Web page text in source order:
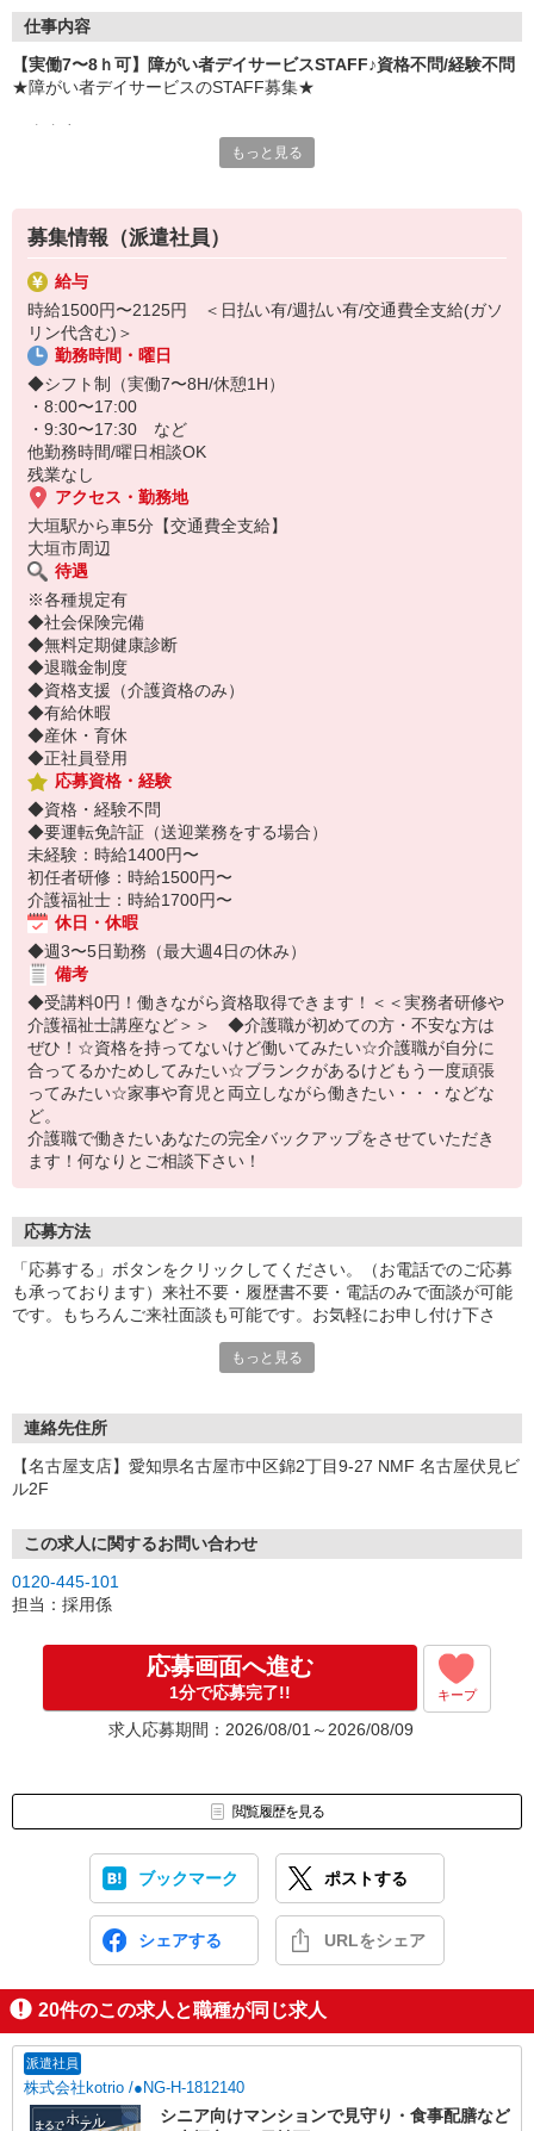
仕事内容
【実働7〜8ｈ可】障がい者デイサービスSTAFF♪資格不問/経験不問
★障がい者デイサービスのSTAFF募集★
・軽作業の見守り、準備後片付けの手伝い
・送迎（できる方のみ） など
POINT
・資格不問/経験不問
・柔軟シフト（実働7〜8ｈ可）
・副業/Wワーク相談OK（規定有）
・短期2ヶ月〜OK
・20〜60代の幅広い世代が活躍中
もっと見る
募集情報（派遣社員）
給与
時給1500円〜2125円 ＜日払い有/週払い有/交通費全支給(ガソ
リン代含む)＞
勤務時間・曜日
◆シフト制（実働7〜8H/休憩1H）
・8:00〜17:00
・9:30〜17:30 など
他勤務時間/曜日相談OK
残業なし
アクセス・勤務地
大垣駅から車5分【交通費全支給】
大垣市周辺
待遇
※各種規定有
◆社会保険完備
◆無料定期健康診断
◆退職金制度
◆資格支援（介護資格のみ）
◆有給休暇
◆産休・育休
◆正社員登用
応募資格・経験
◆資格・経験不問
◆要運転免許証（送迎業務をする場合）
未経験：時給1400円〜
初任者研修：時給1500円〜
介護福祉士：時給1700円〜
休日・休暇
◆週3〜5日勤務（最大週4日の休み）
備考
◆受講料0円！働きながら資格取得できます！＜＜実務者研修や
介護福祉士講座など＞＞ ◆介護職が初めての方・不安な方は
ぜひ！☆資格を持ってないけど働いてみたい☆介護職が自分に
合ってるかためしてみたい☆ブランクがあるけどもう一度頑張
ってみたい☆家事や育児と両立しながら働きたい・・・などな
ど。
介護職で働きたいあなたの完全バックアップをさせていただき
ます！何なりとご相談下さい！
応募方法
「応募する」ボタンをクリックしてください。（お電話でのご応募
も承っております）来社不要・履歴書不要・電話のみで面談が可能
です。もちろんご来社面談も可能です。お気軽にお申し付け下さ
もっと見る
連絡先住所
【名古屋支店】愛知県名古屋市中区錦2丁目9-27 NMF 名古屋伏見ビ
ル2F
この求人に関するお問い合わせ
0120-445-101
担当：採用係
応募画面へ進む
1分で応募完了!! キープ
求人応募期間：2026/08/01～2026/08/09
閲覧履歴を見る
ブックマーク ポストする
シェアする URLをシェア
20件のこの求人と職種が同じ求人
派遣社員
株式会社kotrio /●NG-H-1812140
シニア向けマンションで見守り・食事配膳など